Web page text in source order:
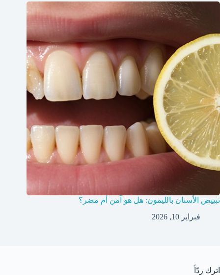
تبييض الأسنان بالليمون: هل هو آمن أم مضر؟
فبراير 10, 2026
اترك ردّاً